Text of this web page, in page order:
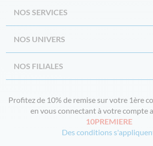
NOS SERVICES
NOS UNIVERS
NOS FILIALES
Profitez de 10% de remise sur votre 1ère
en vous connectant à votre compte
10PREMIERE
Des conditions